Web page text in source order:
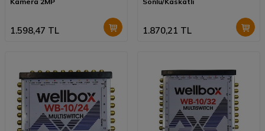
1.598,47 TL 1.870,21 TL